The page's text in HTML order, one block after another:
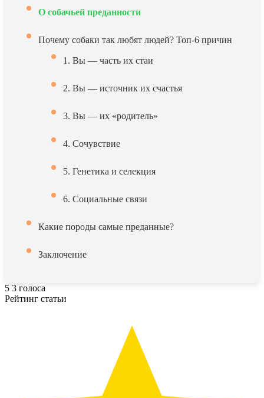
О собачьей преданности
Почему собаки так любят людей? Топ-6 причин
1. Вы — часть их стаи
2. Вы — источник их счастья
3. Вы — их «родитель»
4. Сочувствие
5. Генетика и селекция
6. Социальные связи
Какие породы самые преданные?
Заключение
5 3 голоса
Рейтинг статьи